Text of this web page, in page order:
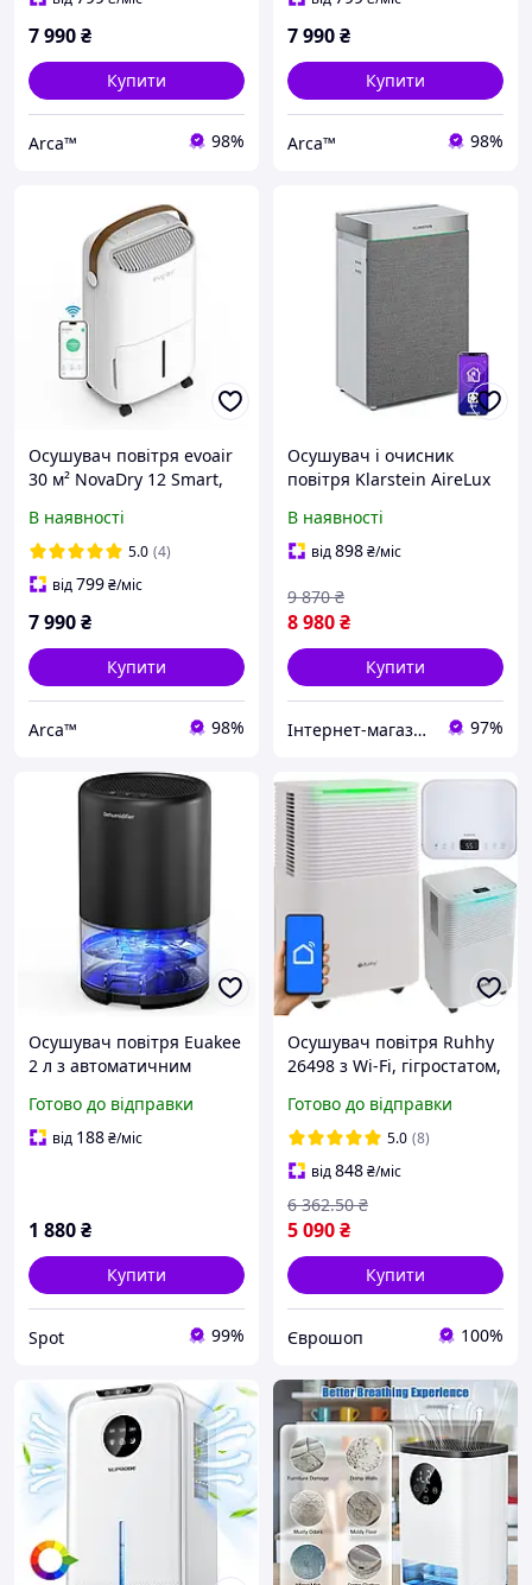
7 990₴
Купити
Arca™ 98%
7 990₴
Купити
Arca™ 98%
Осушувач повітря evoair
30 м² NovaDry 12 Smart,
іонізація повітря, УФ -
знежараження,
резервуар 2.5 л, Brown
В наявності
5.0 (4)
від799₴/міс
7 990₴
Купити
Arca™ 98%
Осушувач і очисник
повітря Klarstein AireLux
вологих приміщень 400
м3/год
В наявності
від898₴/міс
8 980₴
9 870 ₴
Купити
Інтернет-магазин "МаркТех" 97%
Осушувач повітря Euakee
2 л з автоматичним
кольоровим
підсвічуванням для
Готово до відправки
від 188₴/міс
1 880₴
Купити
Spot 99%
Осушувач повітря Ruhhy
26498 з Wi-Fi, гігростатом,
м², антицвіль
Готово до відправки
5.0 (8)
від848₴/міс
5 090₴
6 362.50 ₴
Купити
Єврошоп 100%